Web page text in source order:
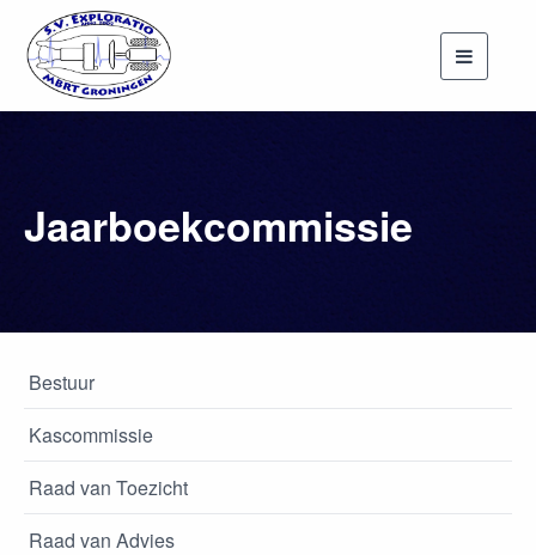
Toggle
Jaarboekcommissie
Bestuur
Kascommissie
Raad van Toezicht
Raad van Advies